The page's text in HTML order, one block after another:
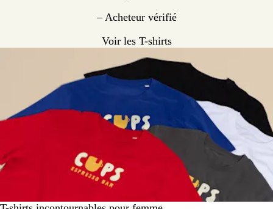
– Acheteur vérifié
Voir les T-shirts